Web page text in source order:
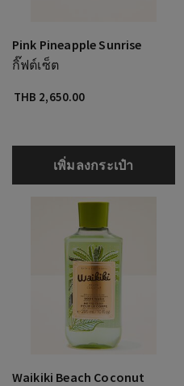
Pink Pineapple Sunrise
กิ๊ฟต์เซ็ต
THB 2,650.00
เพิ่มลงกระเป๋า
Waikiki Beach Coconut